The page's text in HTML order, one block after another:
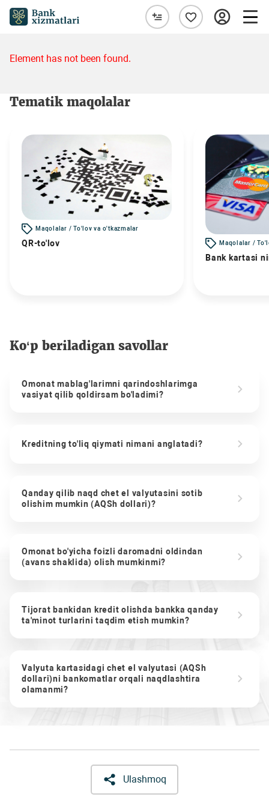
Element has not been found.
Tematik maqolalar
Maqolalar / To'lov va o'tkazmalar
QR-to'lov Maqolalar /
Bank kartasi
Ko‘p beriladigan savollar
Omonat mablag'larimni qarindoshlarimga
vasiyat qilib qoldirsam bo'ladimi?
Kreditning to'liq qiymati nimani anglatadi?
Qanday qilib naqd chet el valyutasini sotib
olishim mumkin (AQSh dollari)?
Omonat bo'yicha foizli daromadni oldindan
(avans shaklida) olish mumkinmi?
Tijorat bankidan kredit olishda bankka qanday
ta'minot turlarini taqdim etish mumkin?
Valyuta kartasidagi chet el valyutasi (AQSh
dollari)ni bankomatlar orqali naqdlashtira
olamanmi?
Ulashmoq